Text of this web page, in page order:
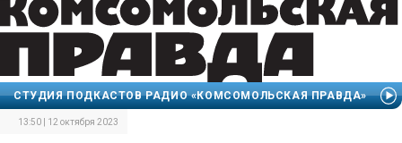
СТУДИЯ ПОДКАСТОВ РАДИО «КОМСОМОЛЬСКАЯ ПРАВДА»
13:50 | 12 октября 2023